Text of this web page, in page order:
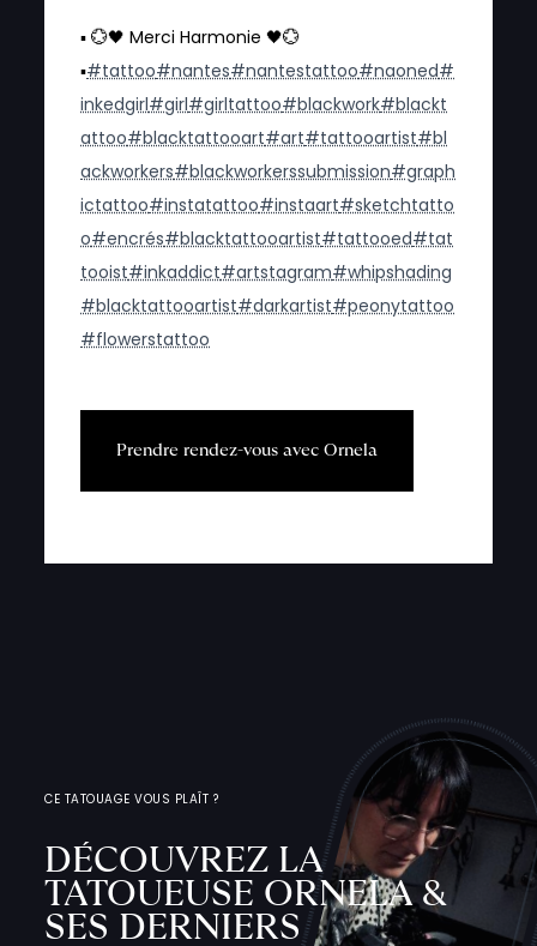
▪️ 💮🖤 Merci Harmonie 🖤💮
▪️#tattoo#nantes#nantestattoo#naoned#
inkedgirl#girl#girltattoo#blackwork#blackt
attoo#blacktattooart#art#tattooartist#bl
ackworkers#blackworkerssubmission#graph
ictattoo#instatattoo#instaart#sketchtatto
o#encrés#blacktattooartist#tattooed#tat
tooist#inkaddict#artstagram#whipshading
#blacktattooartist#darkartist#peonytattoo
#flowerstattoo
Prendre rendez-vous avec Ornela
CE TATOUAGE VOUS PLAÎT ?
DÉCOUVREZ LA
TATOUEUSE ORNELA &
SES DERNIERS